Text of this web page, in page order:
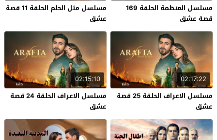
مسلسل المنظمة الحلقة 169
قصة عشق
مسلسل مثل الحلم الحلقة 11 قصة
عشق
02:17:22
مسلسل الاعراف الحلقة 25 قصة
عشق
02:15:10
مسلسل الاعراف الحلقة 24 قصة
عشق